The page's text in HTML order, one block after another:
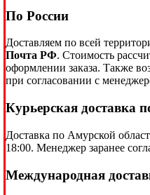
По России
Доставляем по всей
Почта РФ. Стоимость
оформлении заказа. Также
при согласовании с
Курьерская доставка
Доставка по Амурской
18:00. Менеджер заранее
Международная